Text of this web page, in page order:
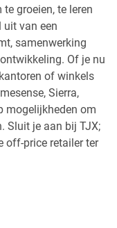
groeien, te leren
uit van een
samenwerking
Of je nu
of winkels
Sierra,
mogelijkheden om
Sluit je aan bij TJX;
off-price retailer ter